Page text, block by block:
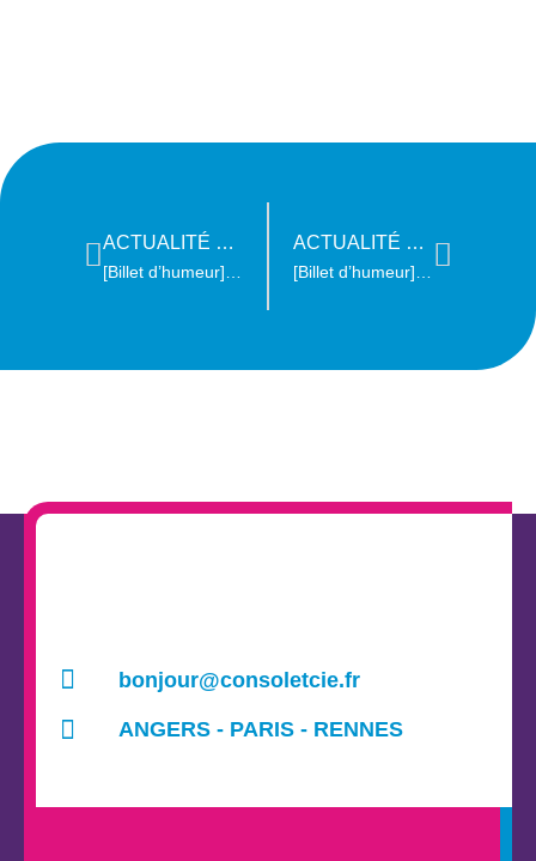
ACTUALITÉ PRÉCÉDENTE
[Billet d’humeur] Ecologie intégrale, quesako ?
ACTUALITÉ SUIVANTE
[Billet d’humeur] La RSE & les jeunes
bonjour@consoletcie.fr
ANGERS - PARIS - RENNES